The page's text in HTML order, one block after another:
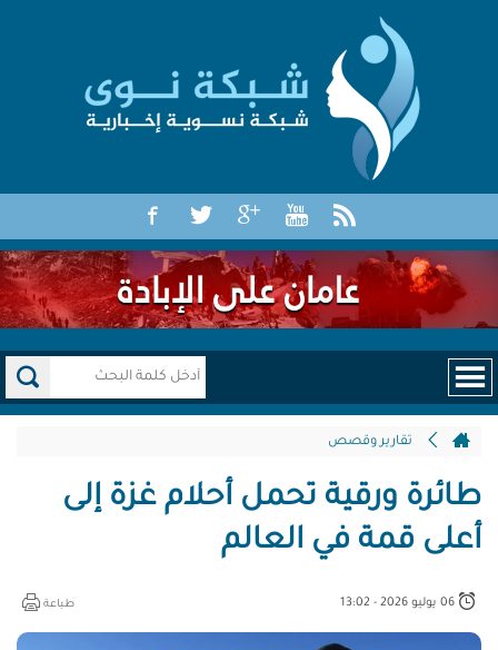
تقارير وقصص
طائرة ورقية تحمل أحلام غزة إلى
أعلى قمة في العالم
طباعة